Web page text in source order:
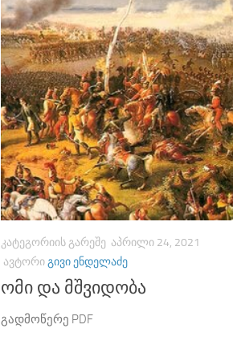
ᲙᲐᲢᲔᲒᲝᲠᲘᲘᲡ ᲒᲐᲠᲔᲨᲔ ᲐᲞᲠᲘᲚᲘ 24, 2021
ᲐᲕᲢᲝᲠᲘᲒᲘᲕᲘ ᲔᲜᲓᲔᲚᲐᲫᲔ
ომი და მშვიდობა
გადმოწერე PDF